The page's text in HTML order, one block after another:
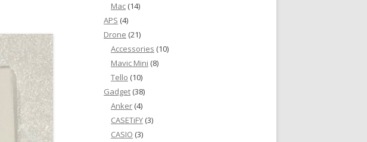
Mac (14)
APS (4)
Drone (21)
Accessories (10)
Mavic Mini (8)
Tello (10)
Gadget (38)
Anker (4)
CASETiFY (3)
CASIO (3)